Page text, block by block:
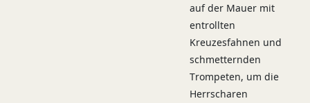
auf der Mauer mit
entrollten
Kreuzesfahnen und
schmetternden
Trompeten, um die
Herrscharen